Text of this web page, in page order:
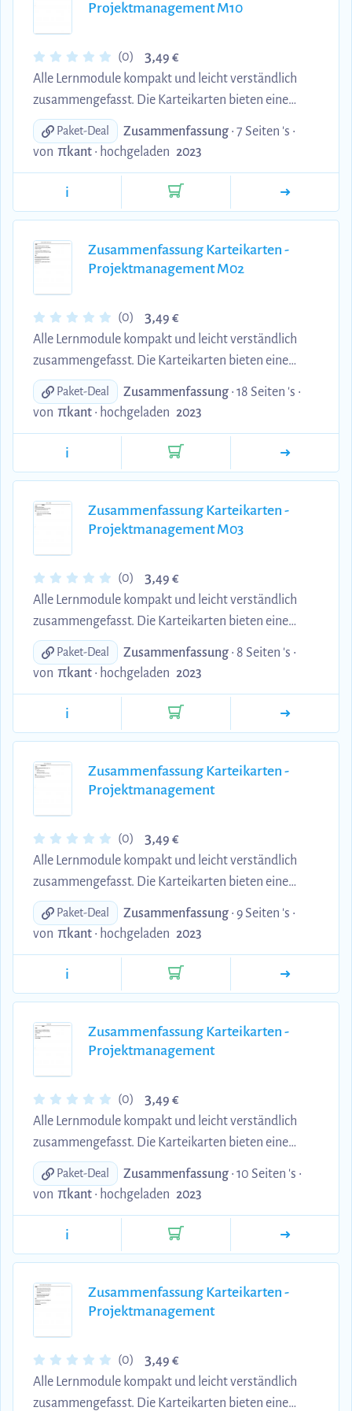
Projektmanagement M10
(0) 3,49 €
Alle Lernmodule kompakt und leicht verständlich
zusammengefasst. Die Karteikarten bieten eine
effiziente Möglichkeit, sich das Wesentliche
anzueignen und Ihr Wissen zu vertiefen. Perfekt für
alle, die auf der Suche nach einer prägnanten
Zusammenfassung sind.
Paket-Deal Zusammenfassung • 7 Seiten 's •
von πkant • hochgeladen 2023
i
Zusammenfassung Karteikarten -
Projektmanagement M02
(0) 3,49 €
Alle Lernmodule kompakt und leicht verständlich
zusammengefasst. Die Karteikarten bieten eine
effiziente Möglichkeit, sich das Wesentliche
anzueignen und Ihr Wissen zu vertiefen. Perfekt für
alle, die auf der Suche nach einer prägnanten
Zusammenfassung sind.
Paket-Deal Zusammenfassung • 18 Seiten 's •
von πkant • hochgeladen 2023
i
Zusammenfassung Karteikarten -
Projektmanagement M03
(0) 3,49 €
Alle Lernmodule kompakt und leicht verständlich
zusammengefasst. Die Karteikarten bieten eine
effiziente Möglichkeit, sich das Wesentliche
anzueignen und Ihr Wissen zu vertiefen. Perfekt für
alle, die auf der Suche nach einer prägnanten
Zusammenfassung sind.
Paket-Deal Zusammenfassung • 8 Seiten 's •
von πkant • hochgeladen 2023
i
Zusammenfassung Karteikarten -
Projektmanagement
(0) 3,49 €
Alle Lernmodule kompakt und leicht verständlich
zusammengefasst. Die Karteikarten bieten eine
effiziente Möglichkeit, sich das Wesentliche
anzueignen und Ihr Wissen zu vertiefen. Perfekt für
alle, die auf der Suche nach einer prägnanten
Zusammenfassung sind.
Paket-Deal Zusammenfassung • 9 Seiten 's •
von πkant • hochgeladen 2023
i
Zusammenfassung Karteikarten -
Projektmanagement
(0) 3,49 €
Alle Lernmodule kompakt und leicht verständlich
zusammengefasst. Die Karteikarten bieten eine
effiziente Möglichkeit, sich das Wesentliche
anzueignen und Ihr Wissen zu vertiefen. Perfekt für
alle, die auf der Suche nach einer prägnanten
Zusammenfassung sind.
Paket-Deal Zusammenfassung • 10 Seiten 's •
von πkant • hochgeladen 2023
i
Zusammenfassung Karteikarten -
Projektmanagement
(0) 3,49 €
Alle Lernmodule kompakt und leicht verständlich
zusammengefasst. Die Karteikarten bieten eine